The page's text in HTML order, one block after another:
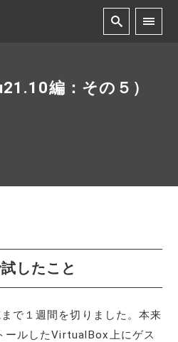
編：その５）
したこと
で１週間を切りました。本来
ールしたVirtualBox上にゲス